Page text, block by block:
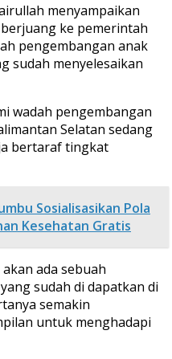
menyampaikan
ke pemerintah
pengembangan anak
sudah menyelesaikan
wadah pengembangan
Selatan sedang
bertaraf tingkat
Sosialisasikan Pola
Kesehatan Gratis
ada sebuah
sudah di dapatkan di
semakin
untuk menghadapi